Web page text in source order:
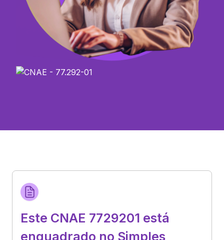
Este CNAE 7729201 está
enquadrado no Simples